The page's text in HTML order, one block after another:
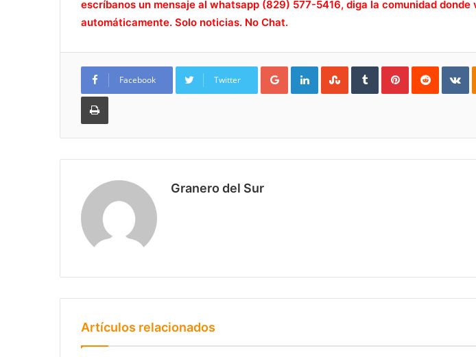
escríbanos un mensaje al whatsapp (829) 577-5416, diga la comunidad donde
automáticamente. Solo noticias. No Chat.
Facebook Twitter
Google+LinkedInStumbleUpon
TumblrPinterestReddit
Imprimir
Granero del Sur
Artículos relacionados